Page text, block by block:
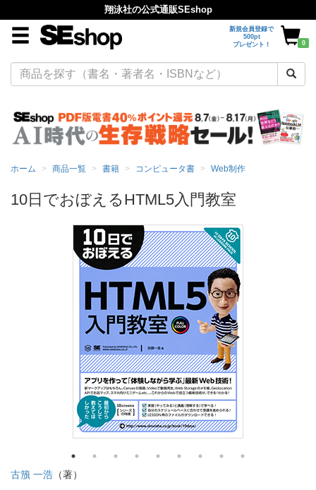
翔泳社の公式通販SEshop
新規会員登録で
500pt
プレゼント！
0
ホーム 商品一覧 書籍 コンピュータ書 Web制作
10日でおぼえるHTML5入門教室
古籏 一浩 （著）